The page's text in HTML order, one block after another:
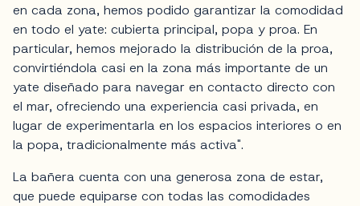
en cada zona, hemos podido garantizar la comodidad
en todo el yate: cubierta principal, popa y proa. En
particular, hemos mejorado la distribución de la proa,
convirtiéndola casi en la zona más importante de un
yate diseñado para navegar en contacto directo con
el mar, ofreciendo una experiencia casi privada, en
lugar de experimentarla en los espacios interiores o en
la popa, tradicionalmente más activa".
La bañera cuenta con una generosa zona de estar,
que puede equiparse con todas las comodidades